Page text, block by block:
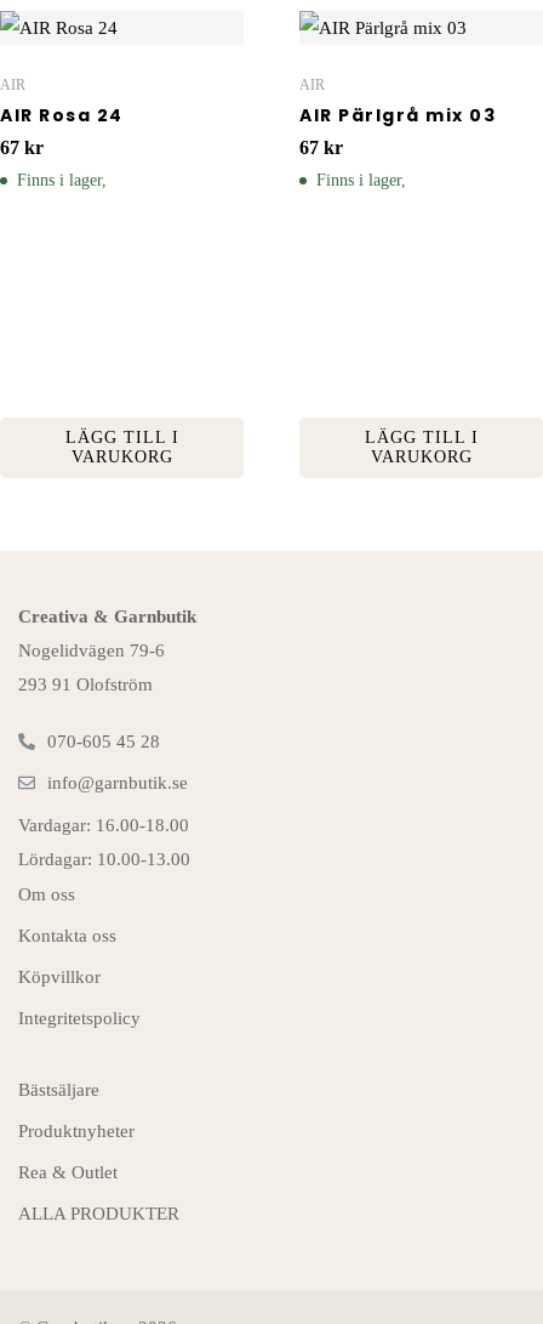
AIR
AIR Rosa 24
67 kr
Finns i lager,
LÄGG TILL I
VARUKORG
AIR
AIR Pärlgrå mix 03
67 kr
Finns i lager,
LÄGG TILL I
VARUKORG
Creativa & Garnbutik
Nogelidvägen 79-6
293 91 Olofström
070-605 45 28
info@garnbutik.se
Vardagar: 16.00-18.00
Lördagar: 10.00-13.00
Om oss
Kontakta oss
Köpvillkor
Integritetspolicy
Bästsäljare
Produktnyheter
Rea & Outlet
ALLA PRODUKTER